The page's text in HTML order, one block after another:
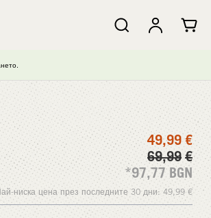
49,99 €
69,99 €
*97,77 BGN
ниска цена през последните 30 дни: 49,99€